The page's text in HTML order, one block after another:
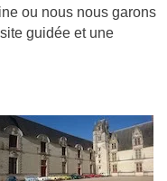
ou nous nous garons
guidée et une